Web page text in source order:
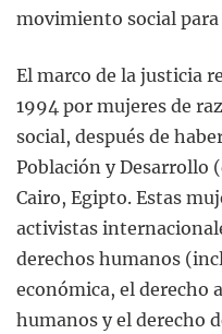
movimiento social
El marco de la justicia
1994 por mujeres de
social, después de
Población y Desarrollo
Cairo, Egipto. Estas
activistas
derechos humanos
económica, el derecho
humanos y el derecho